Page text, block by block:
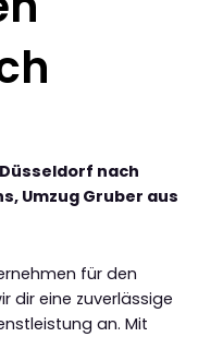
nach
Umzug Gruber aus
für den
dir eine zuverlässige
an. Mit